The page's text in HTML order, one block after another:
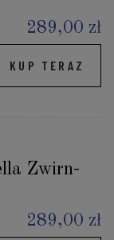
289,00 zł
KUP TERAZ
Zwirn-
289,00 zł